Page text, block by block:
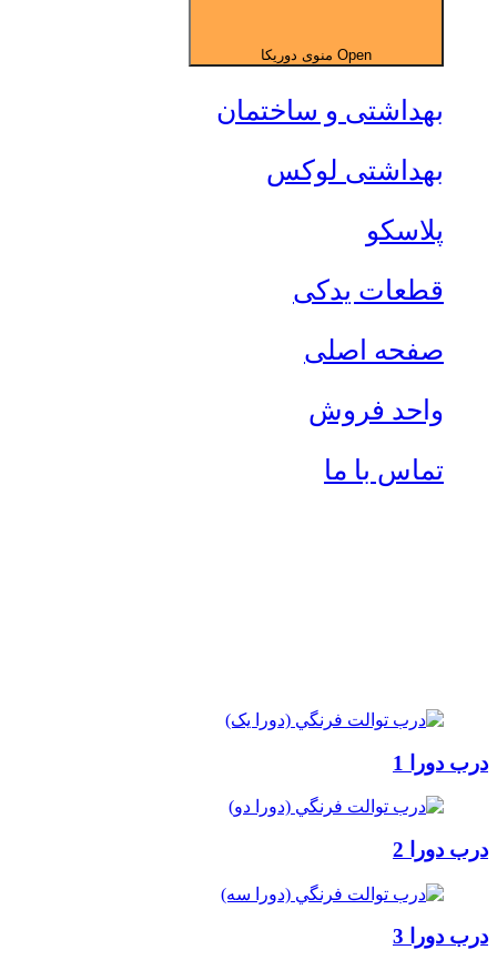
Open منوی دوریکا
بهداشتی و ساختمان
بهداشتی لوکس
پلاسکو
قطعات یدکی
صفحه اصلی
واحد فروش
تماس با ما
درب دورا 1
درب دورا 2
درب دورا 3